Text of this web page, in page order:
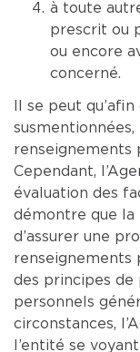
à toute
prescrit ou
ou encore
concerné.
Il se peut
susmentionnées,
renseignements
Cependant,
évaluation des
démontre que
d’assurer une
renseignements
des principes de
personnels
circonstances,
l’entité se